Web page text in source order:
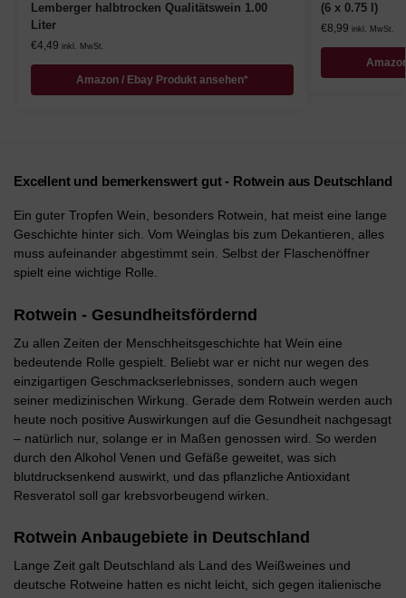
Lemberger halbtrocken Qualitätswein 1.00
Liter
€4,49 inkl. MwSt.
Amazon / Ebay Produkt ansehen*
(6 x 0.75 l)
€8,99 inkl. MwSt.
Excellent und bemerkenswert gut - Rotwein aus Deutschland
Ein guter Tropfen Wein, besonders Rotwein, hat meist eine lange
Geschichte hinter sich. Vom Weinglas bis zum Dekantieren, alles
muss aufeinander abgestimmt sein. Selbst der Flaschenöffner
spielt eine wichtige Rolle.
Rotwein - Gesundheitsfördernd
Zu allen Zeiten der Menschheitsgeschichte hat Wein eine
bedeutende Rolle gespielt. Beliebt war er nicht nur wegen des
einzigartigen Geschmackserlebnisses, sondern auch wegen
seiner medizinischen Wirkung. Gerade dem Rotwein werden auch
heute noch positive Auswirkungen auf die Gesundheit nachgesagt
– natürlich nur, solange er in Maßen genossen wird. So werden
durch den Alkohol Venen und Gefäße geweitet, was sich
blutdrucksenkend auswirkt, und das pflanzliche Antioxidant
Resveratol soll gar krebsvorbeugend wirken.
Rotwein Anbaugebiete in Deutschland
Lange Zeit galt Deutschland als Land des Weißweines und
deutsche Rotweine hatten es nicht leicht, sich gegen italienische